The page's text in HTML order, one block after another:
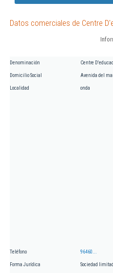
Datos comerciales de Centre
Denominación Centre
Domicilio Social Avenida del
Localidad onda
Teléfono 96460...
Forma Jurídica Sociedad